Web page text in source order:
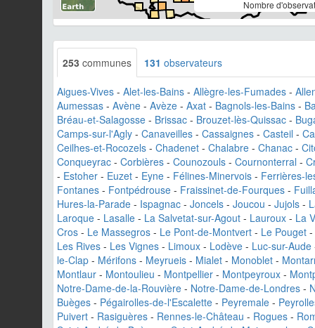
Nombre
253 communes 131 observateurs
Aigues-Vives - Alet-les-Bains - Allègre-les-Fumades -
Aumessas - Avène - Avèze - Axat - Bagnols-les-Bains -
Bréau-et-Salagosse - Brissac - Brouzet-lès-Quissac -
Camps-sur-l'Agly - Canaveilles - Cassaignes - Casteil -
Ceilhes-et-Rocozels - Chadenet - Chalabre - Chanac -
Conqueyrac - Corbières - Counozouls - Cournonterral -
- Estoher - Euzet - Eyne - Félines-Minervois - Ferrières-
Fontanes - Fontpédrouse - Fraissinet-de-Fourques -
Hures-la-Parade - Ispagnac - Joncels - Joucou - Jujols -
Laroque - Lasalle - La Salvetat-sur-Agout - Lauroux - La
Cros - Le Massegros - Le Pont-de-Montvert - Le Pouget -
Les Rives - Les Vignes - Limoux - Lodève - Luc-sur-Aude
le-Clap - Mérifons - Meyrueis - Mialet - Monoblet -
Montlaur - Montoulieu - Montpellier - Montpeyroux -
Notre-Dame-de-la-Rouvière - Notre-Dame-de-Londres -
Buèges - Pégairolles-de-l'Escalette - Peyremale -
Puivert - Rasiguères - Rennes-le-Château - Rogues -